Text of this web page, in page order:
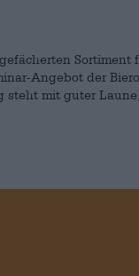
Sortiment
Angebot der
steht mit guter